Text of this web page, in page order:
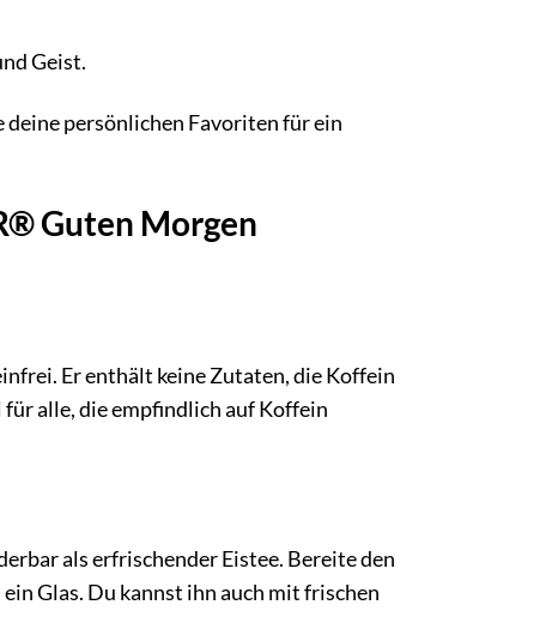
Geist.
persönlichen Favoriten für ein
Guten Morgen
Er enthält keine Zutaten, die Koffein
alle, die empfindlich auf Koffein
als erfrischender Eistee. Bereite den
Glas. Du kannst ihn auch mit frischen